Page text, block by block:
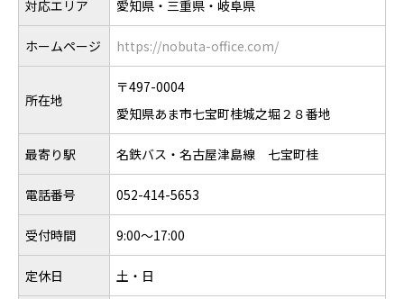
対応エリア 愛知県・三重県・岐阜県
ホームページ https://nobuta-office.com/
所在地
〒497-0004
愛知県あま市七宝町桂城之堀２８番地
最寄り駅 名鉄バス・名古屋津島線 七宝町桂
電話番号 052-414-5653
受付時間 9:00～17:00
定休日 土・日